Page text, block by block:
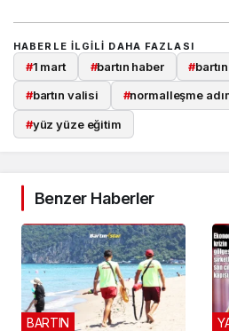
HABERLE ILGILI DAHA FAZLASI
#1 mart #bartın haber #
#bartın valisi #normalleşme
#yüz yüze eğitim
Benzer Haberler
BARTIN